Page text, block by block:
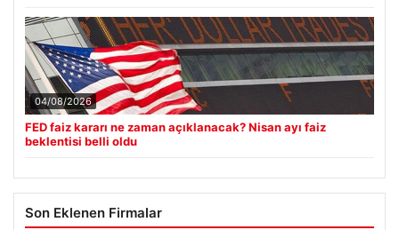
04/08/2026
FED faiz kararı ne zaman açıklanacak? Nisan ayı faiz
beklentisi belli oldu
Son Eklenen Firmalar